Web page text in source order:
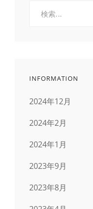
INFORMATION
2024年12月
2024年2月
2024年1月
2023年9月
2023年8月